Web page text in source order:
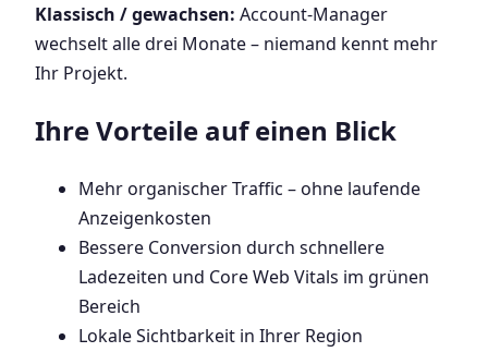
Klassisch / gewachsen: Account-Manager
wechselt alle drei Monate – niemand kennt mehr
Ihr Projekt.
Ihre Vorteile auf einen Blick
Mehr organischer Traffic – ohne laufende
Anzeigenkosten
Bessere Conversion durch schnellere
Ladezeiten und Core Web Vitals im grünen
Bereich
Lokale Sichtbarkeit in Ihrer Region